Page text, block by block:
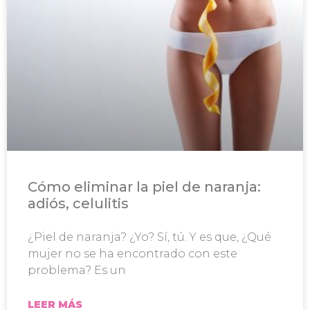
Cómo eliminar la piel de naranja:
adiós, celulitis
¿Piel de naranja? ¿Yo? Sí, tú. Y es que, ¿Qué
mujer no se ha encontrado con este
problema? Es un
LEER MÁS